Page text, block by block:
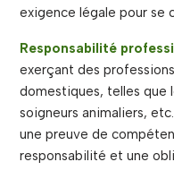
exigence légale pour se
Responsabilité
exerçant des
domestiques, telles que
soigneurs animaliers,
une preuve de
responsabilité et une